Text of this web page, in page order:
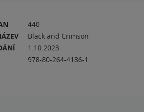
440
Black and Crimson
1.10.2023
978-80-264-4186-1